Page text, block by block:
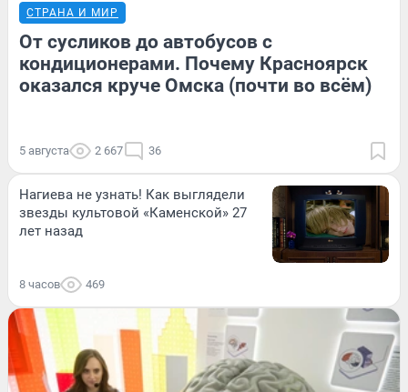
СТРАНА И МИР
От сусликов до автобусов с
кондиционерами. Почему Красноярск
оказался круче Омска (почти во всём)
5 августа 2 667 36
Нагиева не узнать! Как выглядели
звезды культовой «Каменской» 27
лет назад
8 часов 469